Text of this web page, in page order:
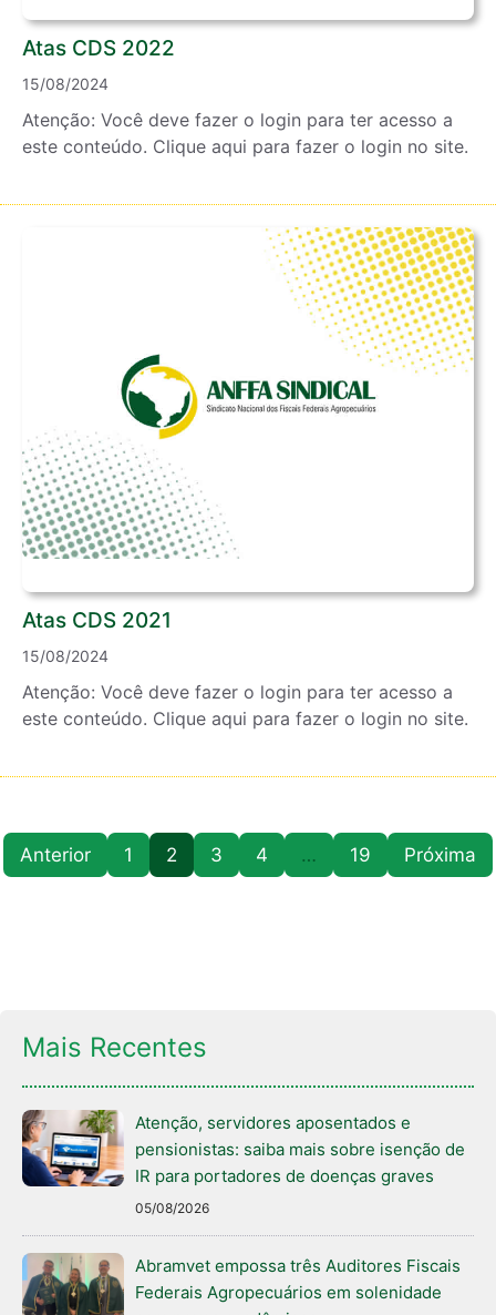
Atas CDS 2022
15/08/2024
Atenção: Você deve fazer o login para ter acesso a
este conteúdo. Clique aqui para fazer o login no site.
Atas CDS 2021
15/08/2024
Atenção: Você deve fazer o login para ter acesso a
este conteúdo. Clique aqui para fazer o login no site.
Anterior 1 2 3 4 … 19 Próxima
Mais Recentes
Atenção, servidores aposentados e
pensionistas: saiba mais sobre isenção de
IR para portadores de doenças graves
05/08/2026
Abramvet empossa três Auditores Fiscais
Federais Agropecuários em solenidade